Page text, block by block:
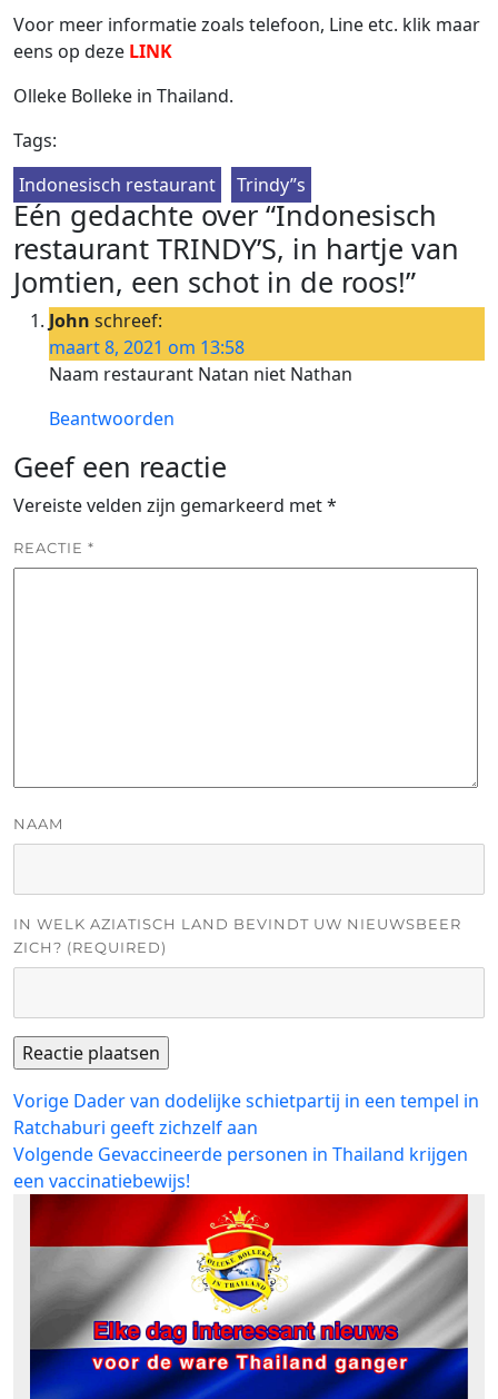
Voor meer informatie zoals telefoon, Line etc. klik maar
eens op deze LINK
Olleke Bolleke in Thailand.
Tags:
Indonesisch restaurant
Trindy”s
Eén gedachte over “Indonesisch
restaurant TRINDY’S, in hartje van
Jomtien, een schot in de roos!”
John schreef:
maart 8, 2021 om 13:58
Naam restaurant Natan niet Nathan
Beantwoorden
Geef een reactie
Vereiste velden zijn gemarkeerd met*
REACTIE *
NAAM
IN WELK AZIATISCH LAND BEVINDT UW NIEUWSBEER
ZICH? (REQUIRED)
Bericht
navigatie
Vorige Vorig
bericht:
Dader van dodelijke schietpartij in een tempel in
Ratchaburi geeft zichzelf aan
Volgende Volgend
bericht:
Gevaccineerde personen in Thailand krijgen
een vaccinatiebewijs!